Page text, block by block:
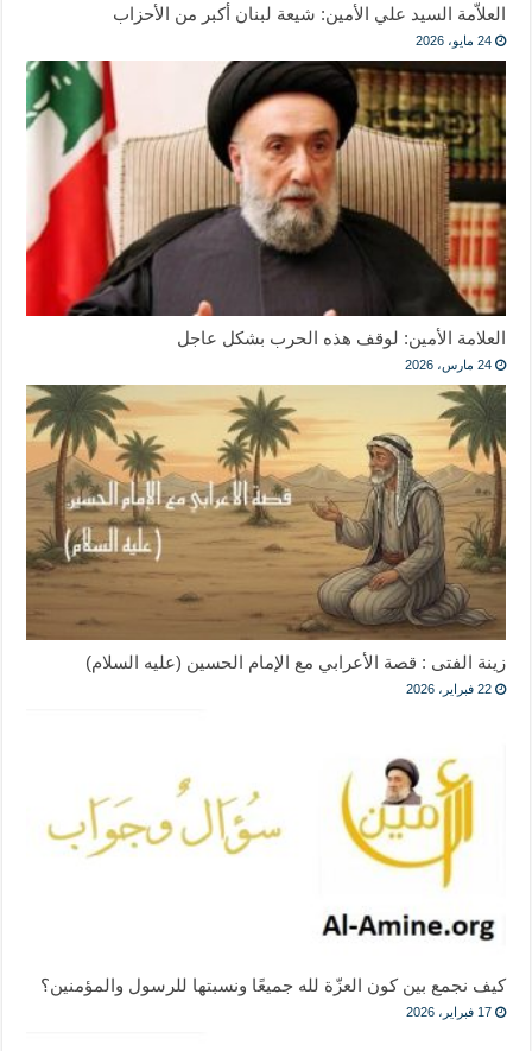
العلاّمة السيد علي الأمين: شيعة لبنان أكبر من الأحزاب
24 مايو، 2026
العلامة الأمين: لوقف هذه الحرب بشكل عاجل
24 مارس، 2026
زينة الفتى : قصة الأعرابي مع الإمام الحسين (عليه السلام)
22 فبراير، 2026
كيف نجمع بين كون العزّة لله جميعًا ونسبتها للرسول والمؤمنين؟
17 فبراير، 2026